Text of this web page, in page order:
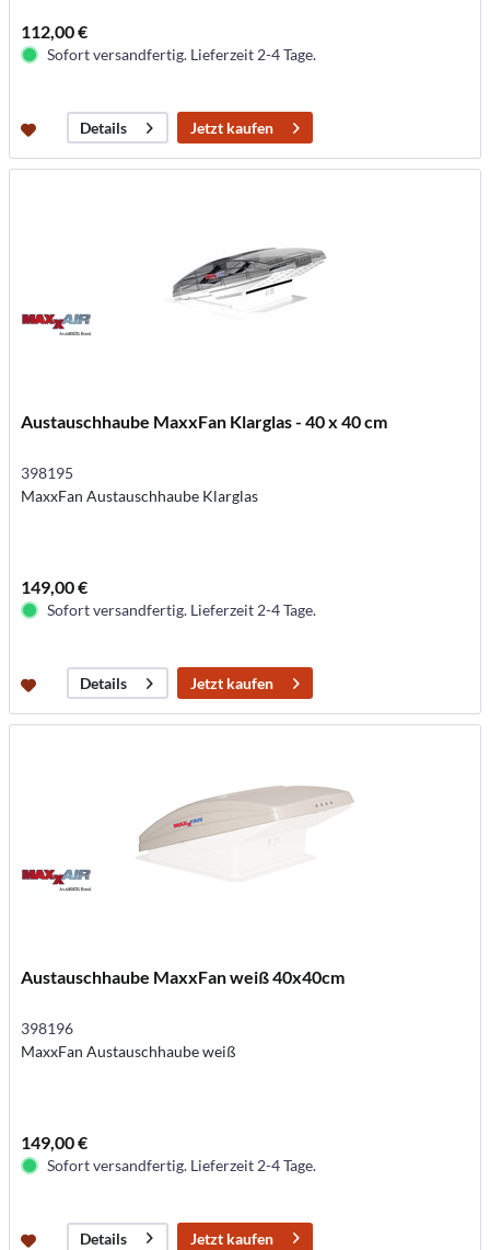
112,00 €
Sofort versandfertig. Lieferzeit 2-4 Tage.
Details Jetzt kaufen
Austauschhaube MaxxFan Klarglas - 40 x 40 cm
398195
MaxxFan Austauschhaube Klarglas
149,00 €
Sofort versandfertig. Lieferzeit 2-4 Tage.
Details Jetzt kaufen
Austauschhaube MaxxFan weiß 40x40cm
398196
MaxxFan Austauschhaube weiß
149,00 €
Sofort versandfertig. Lieferzeit 2-4 Tage.
Details Jetzt kaufen